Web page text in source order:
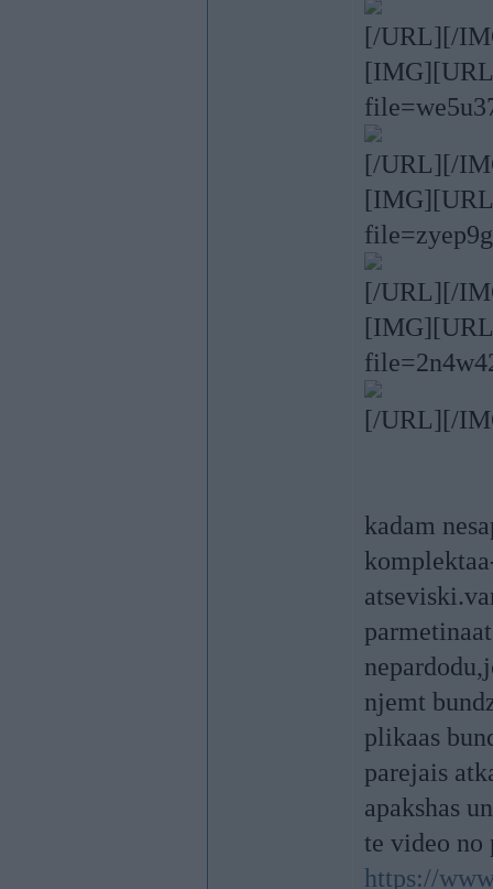
[/URL][/
[/URL][/
[/URL][/
[/URL][/
kadam
njemt
plikaas
parejais
apakshas
te video no
https://